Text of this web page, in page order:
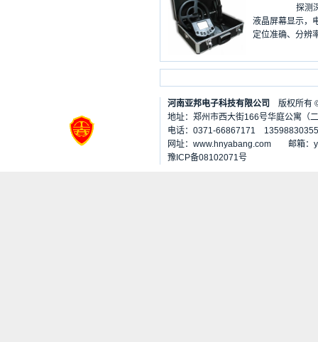
探测
液晶屏幕显示，
定位准确、分辨
河南亚邦电子科技有限公司 版权所有
地址：郑州市西大街166号华庭公寓（
电话：0371-66867171
网址：www.hnyabang.com 邮箱：
豫ICP备08102071号